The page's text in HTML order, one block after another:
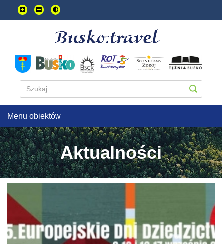
Przejdź
do
głownej
Menu obiektów
Aktualności